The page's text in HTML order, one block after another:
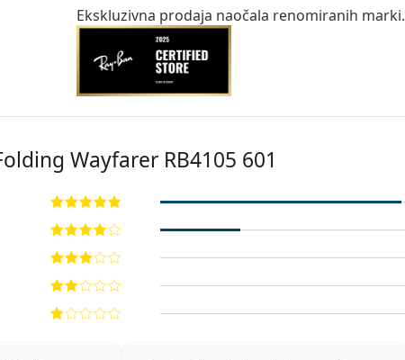
Ekskluzivna prodaja naočala renomiranih marki.
Wayfarer RB4105 601